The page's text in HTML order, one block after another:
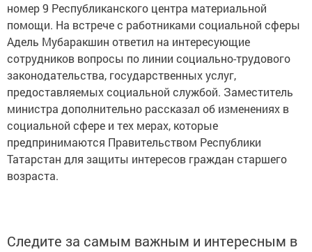
номер 9 Республиканского центра материальной
помощи. На встрече с работниками социальной сферы
Адель Мубаракшин ответил на интересующие
сотрудников вопросы по линии социально-трудового
законодательства, государственных услуг,
предоставляемых социальной службой. Заместитель
министра дополнительно рассказал об изменениях в
социальной сфере и тех мерах, которые
предпринимаются Правительством Республики
Татарстан для защиты интересов граждан старшего
возраста.
Следите за самым важным и интересным в